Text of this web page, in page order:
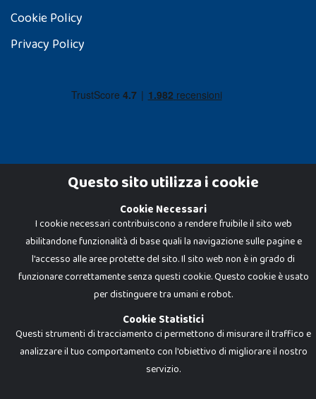
Cookie Policy
Privacy Policy
Dadi e Mattoncini è un brand di Giocabene Srl. Ogni riproduzione o utilizzo non
espressamente autorizzato è severamente vietato. Tutti i loghi, marchi,
brand elencati nel presente shop sono di proprietà dei rispettivi titolari.
I prezzi e le promozioni pubblicate potrebbero differire da quanto esposto in
negozio.
Giocabene Srl - via della Posta 8, 20123 Milano (MI)
P.IVA 02608090425 - REA AN201199 - C.S. 10.000 i.v.
Questo sito utilizza i cookie
Cookie Necessari
I cookie necessari contribuiscono a rendere fruibile il sito web
abilitandone funzionalità di base quali la navigazione sulle pagine e
l'accesso alle aree protette del sito. Il sito web non è in grado di
funzionare correttamente senza questi cookie. Questo cookie è usato
per distinguere tra umani e robot.
Cookie Statistici
Questi strumenti di tracciamento ci permettono di misurare il traffico e
analizzare il tuo comportamento con l'obiettivo di migliorare il nostro
servizio.